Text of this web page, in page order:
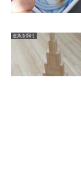
金魚を飼う